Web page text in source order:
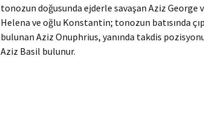
tonozun doğusunda ejderle savaşan Aziz George
Helena ve oğlu Konstantin; tonozun batısında
bulunan Aziz Onuphrius, yanında takdis
Aziz Basil bulunur.